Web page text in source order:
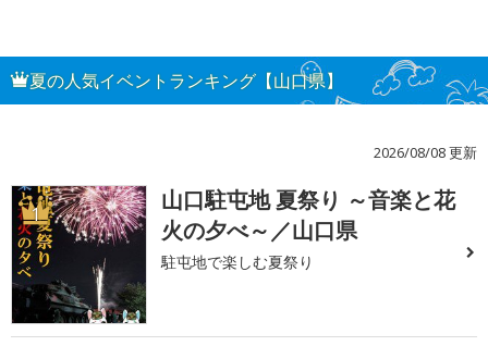
夏の人気イベントランキング【山口県】
2026/08/08 更新
1
山口駐屯地 夏祭り ～音楽と花
火の夕べ～／山口県
駐屯地で楽しむ夏祭り